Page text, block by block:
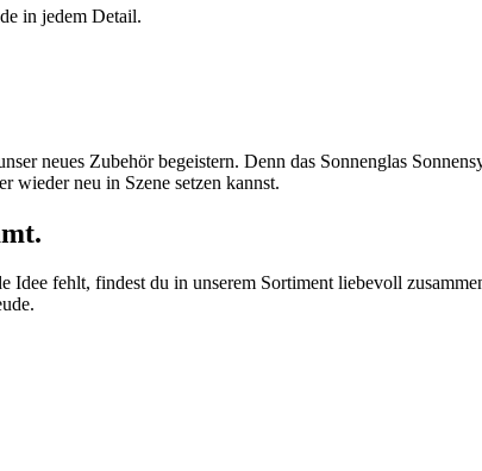
in jedem Detail.
neues Zubehör begeistern. Denn das Sonnenglas
wieder neu in Szene setzen kannst.
fehlt, findest du in unserem Sortiment liebevoll